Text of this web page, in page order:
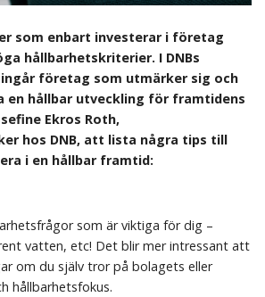
som enbart investerar i företag
hållbarhetskriterier. I DNBs
företag som utmärker sig och
en hållbar utveckling för framtidens
Ekros Roth,
hos DNB, att lista några tips till
i en hållbar framtid:
som är viktiga för dig –
vatten, etc! Det blir mer intressant att
om du själv tror på bolagets eller
hållbarhetsfokus.